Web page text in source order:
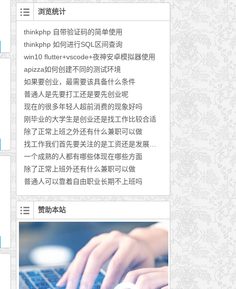
浏览统计
thinkphp 自带验证码的简单使用
thinkphp 如何进行SQL区间查询
win10 flutter+vscode+夜神安卓模拟器使用
apizza如何创建不同的测试环境
如果要创业，最需要该具备什么条件
普通人是先要打工还是要先创业呢
现在的很多年轻人超前消费的现象好吗
刚毕业的大学生是创业还是找工作比较合适
除了正常上班之外还有什么兼职可以做
一个成熟的人都有哪些体现在哪些方面
除了正常上班外还有什么兼职可以做
普通人可以靠着自由职业长期不上班吗
赞助本站